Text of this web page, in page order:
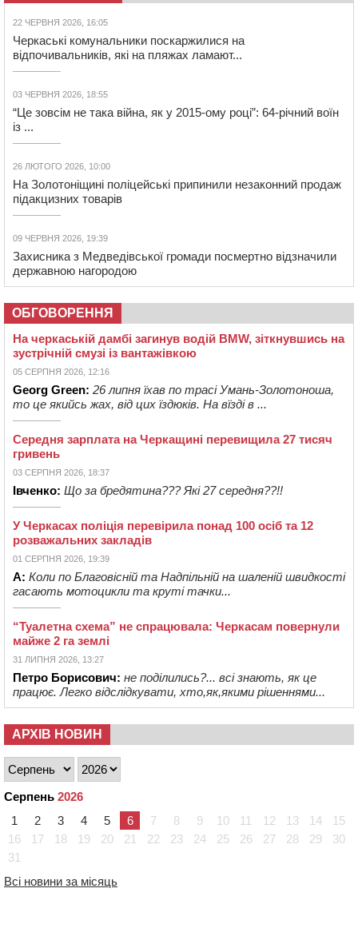
22 ЧЕРВНЯ 2026, 16:05
Черкаські комунальники поскаржилися на
відпочивальників, які на пляжах ламают...
03 ЧЕРВНЯ 2026, 18:55
“Це зовсім не така війна, як у 2015-ому році”: 64-річний воїн
із ...
26 ЛЮТОГО 2026, 10:00
На Золотоніщині поліцейські припинили незаконний продаж
підакцизних товарів
09 ЧЕРВНЯ 2026, 19:39
Захисника з Медведівської громади посмертно відзначили
державною нагородою
ОБГОВОРЕННЯ
На черкаській дамбі загинув водій BMW, зіткнувшись на
зустрічній смузі із вантажівкою
05 СЕРПНЯ 2026, 12:16
Georg Green: 26 липня їхав по трасі Умань-Золотоноша,
то це якийсь жах, від цих їздюків. На вїзді в ...
Середня зарплата на Черкащині перевищила 27 тисяч
гривень
03 СЕРПНЯ 2026, 18:37
Івченко: Що за бредятина??? Які 27 середня??!!
У Черкасах поліція перевірила понад 100 осіб та 12
розважальних закладів
01 СЕРПНЯ 2026, 19:39
А: Коли по Благовісній та Надпільній на шаленій швидкості
гасають мотоцикли та круті тачки...
“Туалетна схема” не спрацювала: Черкасам повернули
майже 2 га землі
31 ЛИПНЯ 2026, 13:27
Петро Борисович: не поділились?... всі знають, як це
працює. Легко відслідкувати, хто,як,якими рішеннями...
АРХІВ НОВИН
Серпень 2026
1
2 3 4 5 6 7 8 9 10 11 12 13 14
15
16
17 18 19 20 21 22 23 24 25 26 27 28 29
30
31
Всі новини за місяць